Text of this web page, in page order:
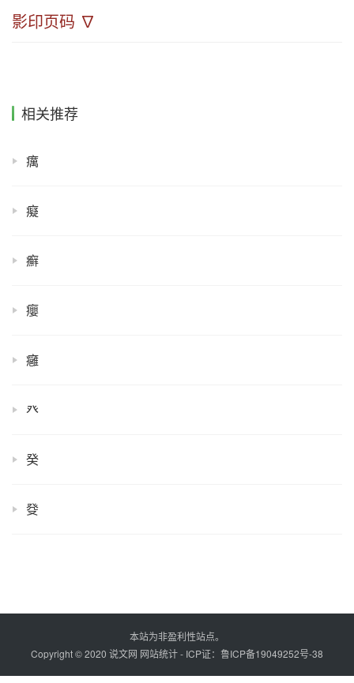
影印页码 ∇
相关推荐
癘
癡
癬
癭
癰
癶
癸
癹
本站为非盈利性站点。
Copyright © 2020 说文网 网站统计- ICP证： 鲁ICP备19049252号-38